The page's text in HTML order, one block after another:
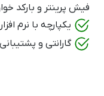
فیش پرینتر و بارکد
یکپارچه با نرم
گارانتی و